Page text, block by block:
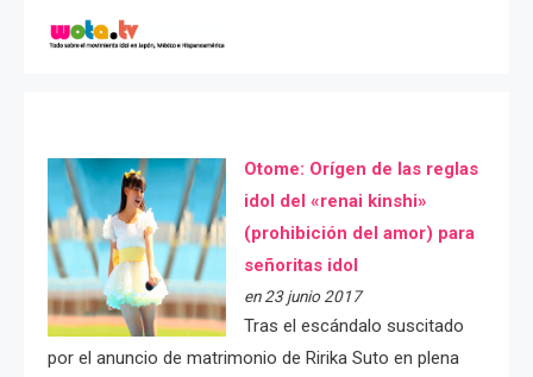
Otome: Orígen de las reglas
idol del «renai kinshi»
(prohibición del amor) para
señoritas idol
en 23 junio 2017
Tras el escándalo suscitado
por el anuncio de matrimonio de Ririka Suto en plena